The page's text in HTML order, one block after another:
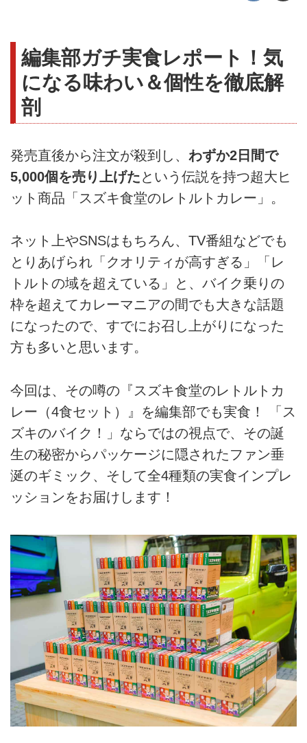
編集部ガチ実食レポート！気
になる味わい＆個性を徹底解
剖
発売直後から注文が殺到し、 わずか2日間で
5,000個を売り上げたという伝説を持つ超大ヒ
ット商品「スズキ食堂のレトルトカレー」。
ネット上やSNSはもちろん、TV番組などでも
とりあげられ「クオリティが高すぎる」「レ
トルトの域を超えている」と、バイク乗りの
枠を超えてカレーマニアの間でも大きな話題
になったので、すでにお召し上がりになった
方も多いと思います。
今回は、その噂の『スズキ食堂のレトルトカ
レー（4食セット）』を編集部でも実食！ 「ス
ズキのバイク！」ならではの視点で、その誕
生の秘密からパッケージに隠されたファン垂
涎のギミック、そして全4種類の実食インプレ
ッションをお届けします！